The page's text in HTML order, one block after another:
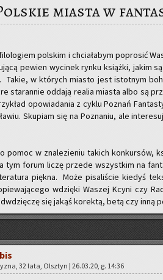
miasta w
pol­skim i chcia­ła­bym po­pro­sić
pe­wien wy­ci­nek rynku książ­ki, jakim
Takie, w któ­rych mia­sto jest istot­nym
sta­ran­nie od­da­ją re­alia mia­sta albo są
opo­wia­da­nia z cyklu Po­znań
Sku­piam się na Po­zna­niu, ale
pomoc w zna­le­zie­niu ta­kich kon­kur­sów,
tym forum liczę przede wszyst­kim na
pięk­na. Może pi­sa­li­ście kie­dyś
wdzię­ki Wa­szej Kcyni czy
się jakąś ko­rek­tą, betą czy inną
32 lata, Olsz­tyn | 26.03.20, g. 14:36